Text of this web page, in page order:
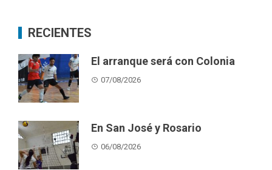
RECIENTES
El arranque será con Colonia
07/08/2026
En San José y Rosario
06/08/2026